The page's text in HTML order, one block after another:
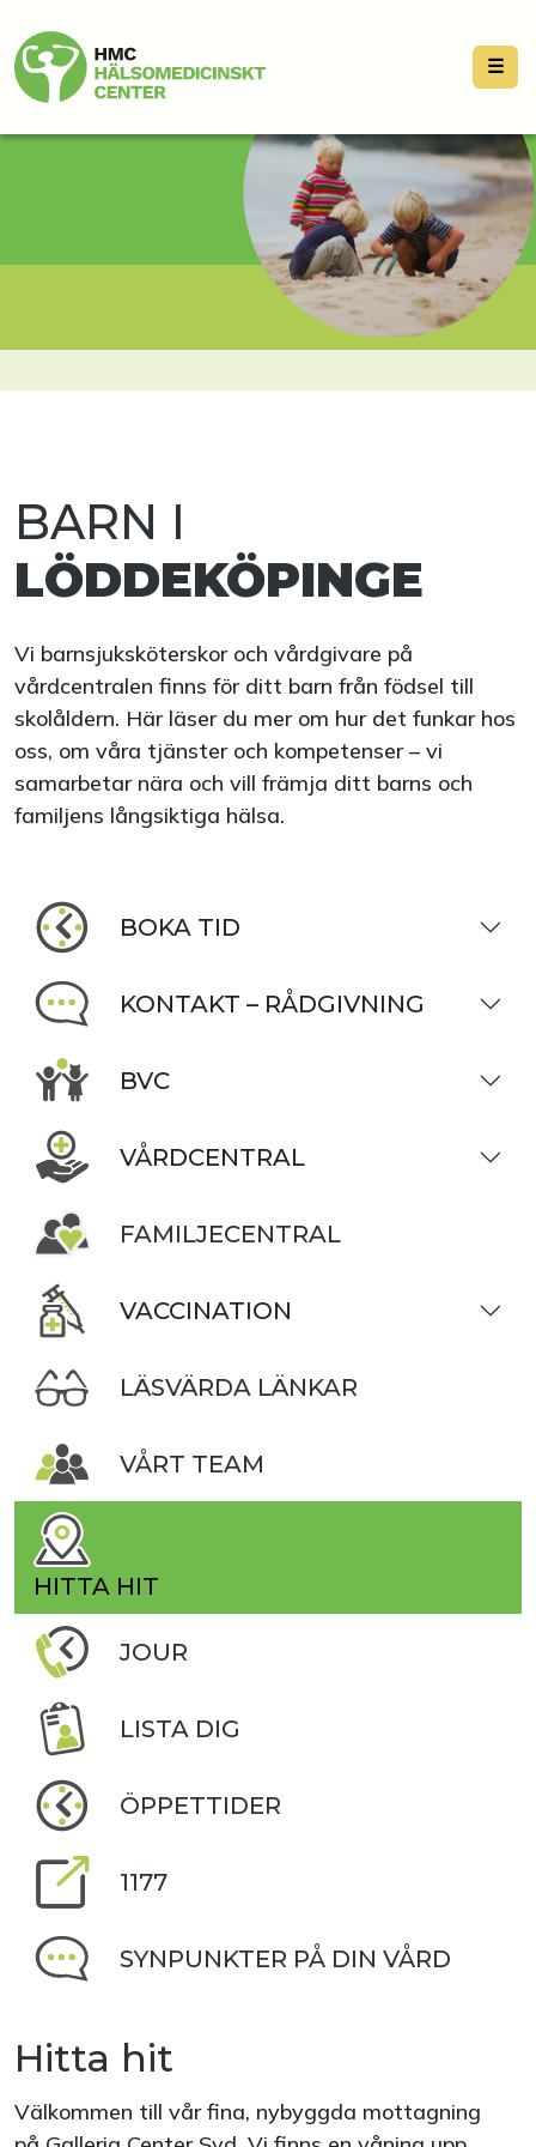
☰
BARN I
LÖDDEKÖPINGE
Vi barnsjuksköterskor och vårdgivare på
vårdcentralen finns för ditt barn från födsel till
skolåldern. Här läser du mer om hur det funkar hos
oss, om våra tjänster och kompetenser – vi
samarbetar nära och vill främja ditt barns och
familjens långsiktiga hälsa.
BOKA TID
KONTAKT – RÅDGIVNING
BVC
VÅRDCENTRAL
FAMILJECENTRAL
VACCINATION
LÄSVÄRDA LÄNKAR
VÅRT TEAM
HITTA HIT
JOUR
LISTA DIG
ÖPPETTIDER
1177
SYNPUNKTER PÅ DIN VÅRD
Hitta hit
Välkommen till vår fina, nybyggda mottagning